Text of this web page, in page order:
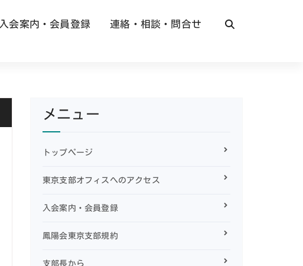
入会案内・会員登録 連絡・相談・問合せ
メニュー
トップページ
東京支部オフィスへのアクセス
入会案内・会員登録
鳳陽会東京支部規約
支部長から